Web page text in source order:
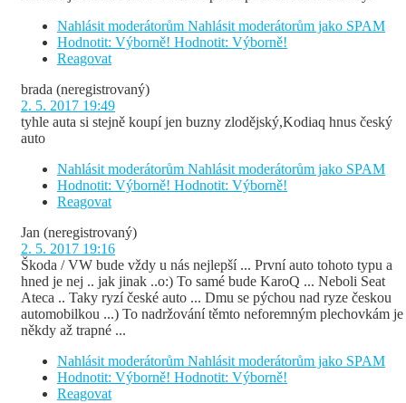
Nahlásit moderátorům Nahlásit moderátorům jako SPAM
Hodnotit: Výborně! Hodnotit: Výborně!
Reagovat
brada (neregistrovaný)
2. 5. 2017 19:49
tyhle auta si stejně koupí jen buzny zlodějský,Kodiaq hnus český
auto
Nahlásit moderátorům Nahlásit moderátorům jako SPAM
Hodnotit: Výborně! Hodnotit: Výborně!
Reagovat
Jan (neregistrovaný)
2. 5. 2017 19:16
Škoda / VW bude vždy u nás nejlepší ... První auto tohoto typu a
hned je nej .. jak jinak ..o:) To samé bude KaroQ ... Neboli Seat
Ateca .. Taky ryzí české auto ... Dmu se pýchou nad ryze českou
automobilkou ...) To nadržování těmto neforemným plechovkám je
někdy až trapné ...
Nahlásit moderátorům Nahlásit moderátorům jako SPAM
Hodnotit: Výborně! Hodnotit: Výborně!
Reagovat